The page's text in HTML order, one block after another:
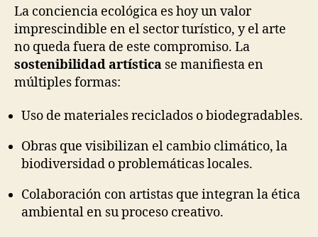
La conciencia ecológica es hoy un valor
imprescindible en el sector turístico, y el arte
no queda fuera de este compromiso. La
sostenibilidad artística se manifiesta en
múltiples formas:
Uso de materiales reciclados o biodegradables.
Obras que visibilizan el cambio climático, la
biodiversidad o problemáticas locales.
Colaboración con artistas que integran la ética
ambiental en su proceso creativo.